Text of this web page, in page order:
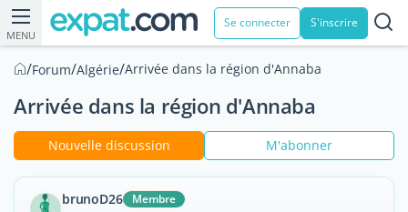
MENU
Se connecter S'inscrire
/Forum/Algérie/Arrivée dans la région d'Annaba
Arrivée dans la région d'Annaba
Nouvelle discussion M'abonner
brunoD26 Membre